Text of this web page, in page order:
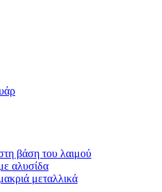
βάση του λαιμού
αλυσίδα
μεταλλικά